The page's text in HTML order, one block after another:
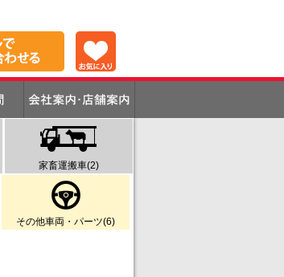
家畜運搬車(2)
その他車両・パーツ(6)